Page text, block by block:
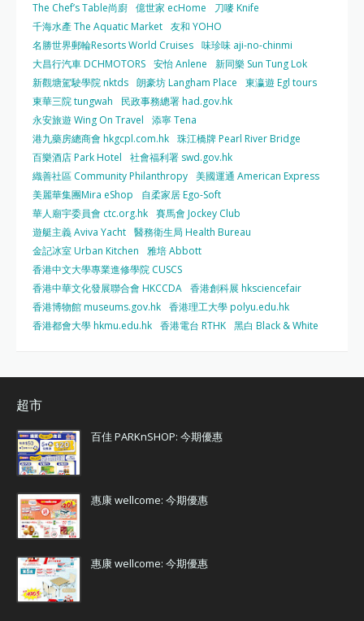
The Chef’s Table尚廚 億世家 ecHome
刀嘜 Knife
千海水產 The Aquatic Market 友和 YOHO
名勝世界郵輪Resorts World Cruises 味珍味 aji-no-chinmi
大昌行汽車 DCHMOTORS 安怡 Anlene
新同樂 Sun Tung Lok
新觀塘駕駛學院 nktds 朗豪坊 Langham Place
東瀛遊 Egl tours
東華三院 tungwah
民政事務總署 had.gov.hk
永安旅遊 Wing On Travel
添寧 Tena
港九藥房總商會 hkgcpl.com.hk 珠江橋牌 Pearl River Bridge
百樂酒店 Park Hotel
社會福利署 swd.gov.hk
織善社區 Community Philanthropy 美國運通 American Express
美麗華集團Mira eShop
自柔家居 Ego-Soft
華人廟宇委員會 ctc.org.hk 賽馬會 Jockey Club
遊艇主義 Aviva Yacht 醫務衛生局 Health Bureau
金記冰室 Urban Kitchen
雅培 Abbott
香港中文大學專業進修學院 CUSCS
香港中華文化發展聯合會 HKCCDA 香港創科展 hksciencefair
香港博物館 museums.gov.hk 香港理工大學 polyu.edu.hk
香港都會大學 hkmu.edu.hk 香港電台 RTHK 黑白 Black & White
超市
百佳 PARKnSHOP: 今期優惠
惠康 wellcome: 今期優惠
惠康 wellcome: 今期優惠